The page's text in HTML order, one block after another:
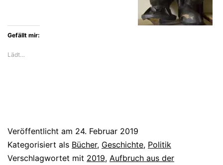
Henrich
Gefällt mir:
Lädt…
Veröffentlicht am 24. Februar 2019
Kategorisiert als Bücher, Geschichte, Politik
Verschlagwortet mit 2019, Aufbruch aus der